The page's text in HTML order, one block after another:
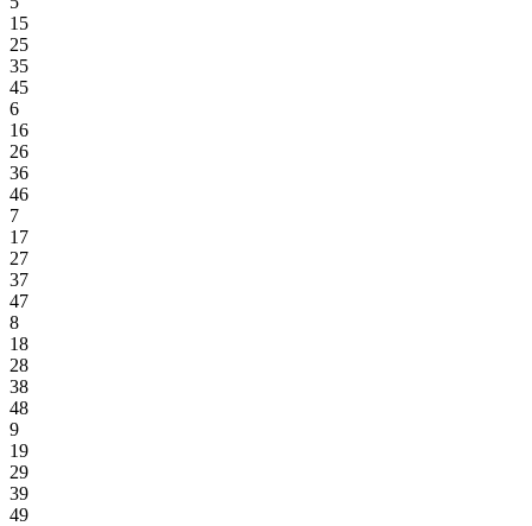
15
25
35
45
6
16
26
36
46
7
17
27
37
47
8
18
28
38
48
9
19
29
39
49